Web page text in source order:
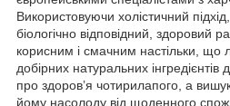
Використовуючи холістичний
біологічно відповідний, здоровий
корисним і смачним настільки,
добірних натуральних інгредієнтів
про здоров’я чотирилапого, а
йому насолоду від щоденного